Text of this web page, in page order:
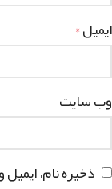
ایمیل*
وب‌ سایت
ذخیره نام،